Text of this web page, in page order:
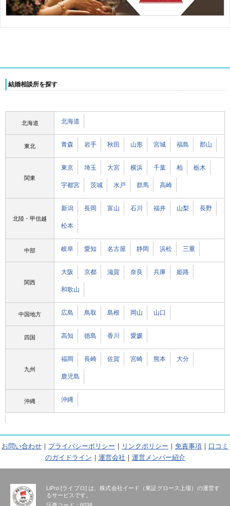
結婚相談所を探す
北海道 北海道
東北 青森 岩手 秋田 山形 宮城 福島 郡山
関東
東京 埼玉 大宮 横浜 千葉 柏 栃木
宇都宮 茨城 水戸 群馬 高崎
北陸・甲信越
新潟 長岡 富山 石川 福井 山梨 長野
松本
中部 岐阜 愛知 名古屋 静岡 浜松 三重
関西
大阪 京都 滋賀 奈良 兵庫 姫路
和歌山
中国地方 広島 鳥取 島根 岡山 山口
四国 高知 徳島 香川 愛媛
九州
福岡 長崎 佐賀 宮崎 熊本 大分
鹿児島
沖縄 沖縄
お問い合わせ ｜ プライバシーポリシー ｜ リンクポリシー ｜ 免責事項 ｜ 口コミ
のガイドライン ｜ 運営会社 ｜ 運営メンバー紹介
LiPro [ライプロ] は、株式会社イード（東証グロース上場）の運営す
るサービスです。